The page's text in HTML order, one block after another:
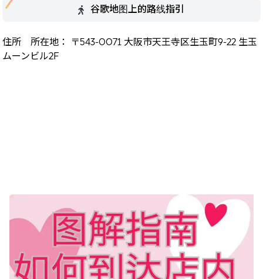
谷歌地图上的路线指引
住所 所在地： 〒543-0071 大阪市天王寺区生玉町9-22 生玉
ムーンビル2F